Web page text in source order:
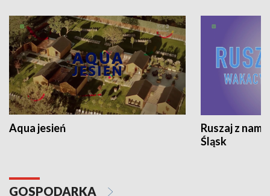
Aqua jesień
Ruszaj z
Śląsk
GOSPODARKA